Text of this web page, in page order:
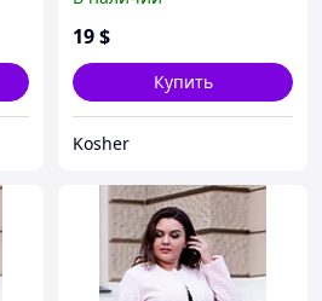
пуговицы с карманами,
норма и батал большие
19$
Купить
Kosher